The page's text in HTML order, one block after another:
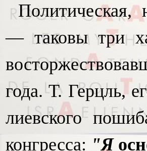
Политическая,
— таковы три
года. Т. Герцль,
лиевского
конгресса: "Я